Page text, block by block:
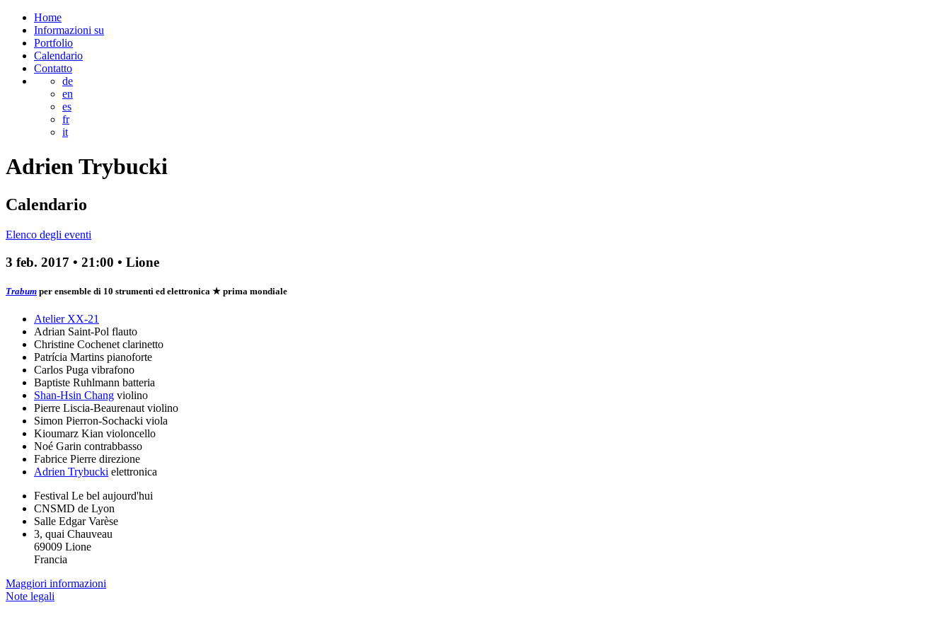
Home
Informazioni su
Portfolio
Calendario
Contatto
de
en
es
fr
it
AdrienTrybucki
Calendario
Elenco degli eventi
3 feb. 2017 • 21:00 • Lione
Trabum per ensemble di 10 strumenti ed elettronica ★ prima mondiale
Atelier XX-21
Adrian Saint-Pol flauto
Christine Cochenet clarinetto
Patrícia Martins pianoforte
Carlos Puga vibrafono
Baptiste Ruhlmann batteria
Shan-Hsin Chang violino
Pierre Liscia-Beaurenaut violino
Simon Pierron-Sochacki viola
Kioumarz Kian violoncello
Noé Garin contrabbasso
Fabrice Pierre direzione
Adrien Trybucki elettronica
Festival Le bel aujourd'hui
CNSMD de Lyon
Salle Edgar Varèse
3, quai Chauveau
69009 Lione
Francia
Maggiori informazioni
Note legali